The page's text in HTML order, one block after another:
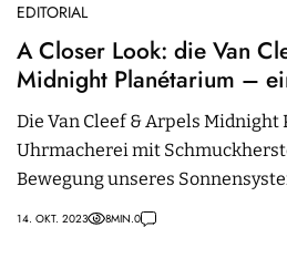
EDITORIAL
A Closer Look: die Van
Midnight Planétarium –
Handgelenk
Die Van Cleef & Arpels
Uhrmacherei mit
Bewegung unseres
14. OKT. 2023 8MIN.0